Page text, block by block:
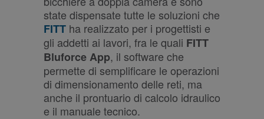
state dispensate tutte le soluzioni che
FITT ha realizzato per i progettisti e
gli addetti ai lavori, fra le quali FITT
Bluforce App, il software che
permette di semplificare le operazioni
di dimensionamento delle reti, ma
anche il prontuario di calcolo idraulico
e il manuale tecnico.